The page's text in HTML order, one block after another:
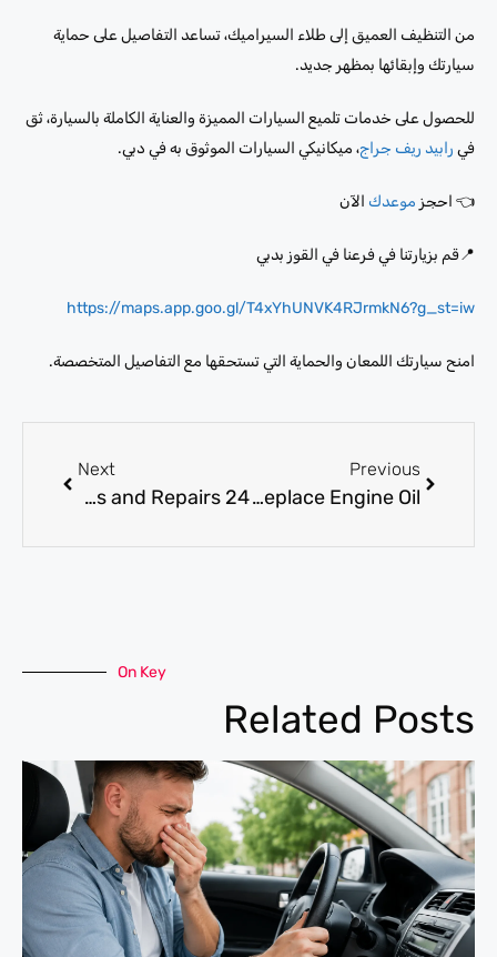
من التنظيف العميق إلى طلاء السيراميك، تساعد التفاصيل على حماية
سيارتك وإبقائها بمظهر جديد.
للحصول على خدمات تلميع السيارات المميزة والعناية الكاملة بالسيارة، ثق
في رابيد ريف جراج، ميكانيكي السيارات الموثوق به في دبي.
👈 احجز موعدك الآن
📍قم بزيارتنا في فرعنا في القوز بدبي
https://maps.app.goo.gl/T4xYhUNVK4RJrmkN6?g_st=iw
امنح سيارتك اللمعان والحماية التي تستحقها مع التفاصيل المتخصصة.
Previous
Oil Change Service in Dubai: When to Replace Engine Oil
Next
24 Hour Car Service for Emergency Breakdowns and Repairs
On Key
Related Posts